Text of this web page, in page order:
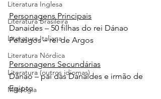
Literatura Inglesa
Literatura Brasileira
Literatura Italiana
Literatura Nórdica
Literatura (outros idiomas)
Mitologia
Personagens Principais
Danaides – 50 filhas do rei Dánao
Pelasgos – rei de Argos
Personagens Secundárias
Dánao – pai das Danaides e irmão de
Egipto